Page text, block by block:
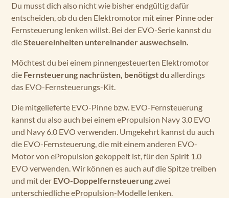
Du musst dich also nicht wie bisher endgültig dafür
entscheiden, ob du den Elektromotor mit einer Pinne oder
Fernsteuerung lenken willst. Bei der EVO-Serie kannst du
dieSteuereinheiten untereinander auswechseln.
Möchtest du bei einem pinnengesteuerten Elektromotor
die Fernsteuerung nachrüsten, benötigst du allerdings
das EVO-Fernsteuerungs-Kit.
Die mitgelieferte EVO-Pinne bzw. EVO-Fernsteuerung
kannst du also auch bei einem ePropulsion Navy 3.0 EVO
und Navy 6.0 EVO verwenden. Umgekehrt kannst du auch
die EVO-Fernsteuerung, die mit einem anderen EVO-
Motor von ePropulsion gekoppelt ist, für den Spirit 1.0
EVO verwenden. Wir können es auch auf die Spitze treiben
und mit der EVO-Doppelfernsteuerungzwei
unterschiedliche ePropulsion-Modelle lenken.